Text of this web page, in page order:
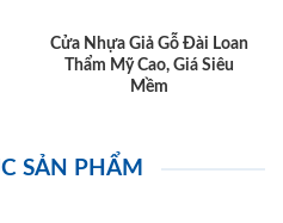
Cửa Nhựa Giả Gỗ Đài Loan
Thẩm Mỹ Cao, Giá Siêu
Mềm
SẢN PHẨM